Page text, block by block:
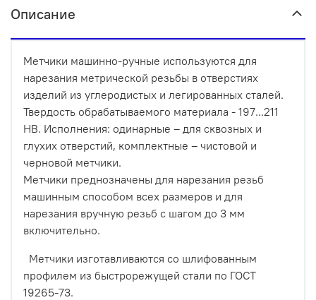
Описание
Метчики машинно-ручные используются для
нарезания метрической резьбы в отверстиях
изделий из углеродистых и легированных сталей.
Твердость обрабатываемого материала - 197...211
НВ. Исполнения: одинарные – для сквозных и
глухих отверстий, комплектные – чистовой и
черновой метчики.
Метчики преднозначены для нарезания резьб
машинным способом всех размеров и для
нарезания вручную резьб с шагом до 3 мм
включительно.
Метчики изготавливаются со шлифованным
профилем из быстрорежущей стали по ГОСТ
19265-73.